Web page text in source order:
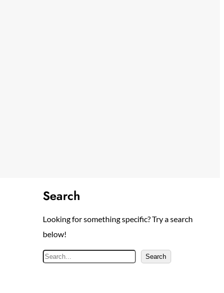
Search
Looking for something specific? Try a search
below!
S
Search